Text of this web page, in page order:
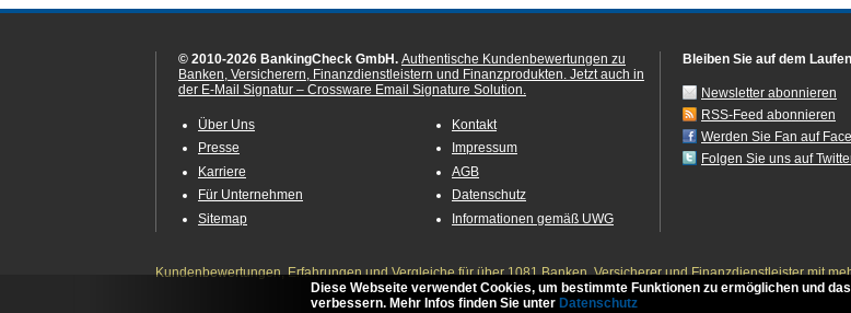
© 2010-2026 BankingCheck GmbH. Authentische Kundenbewertungen zu
Banken, Versicherern, Finanzdienstleistern und Finanzprodukten. Jetzt auch in
der E-Mail Signatur – Crossware Email Signature Solution.
Über Uns
Presse
Karriere
Für Unternehmen
Sitemap
Kontakt
Impressum
AGB
Datenschutz
Informationen gemäß UWG
Bleiben Sie auf dem
Newsletter abonnieren
RSS-Feed abonnieren
Werden Sie Fan auf
Folgen Sie uns auf
Kundenbewertungen, Erfahrungen und Vergleiche für über 1081 Banken, Versicherer und Finanzdienstleister mit
Diese Webseite verwendet Cookies, um bestimmte Funktionen zu ermöglichen und
verbessern. Mehr Infos finden Sie unter Datenschutz